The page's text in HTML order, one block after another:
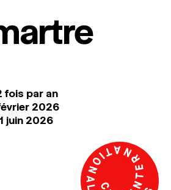
fois par an
2026
juin 2026